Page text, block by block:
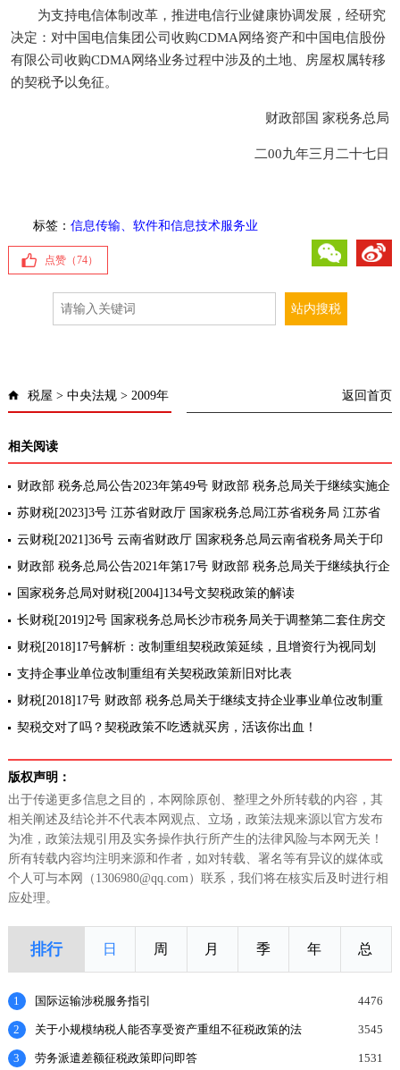
为支持电信体制改革，推进电信行业健康协调发展，经研究
决定：对中国电信集团公司收购CDMA网络资产和中国电信股份
有限公司收购CDMA网络业务过程中涉及的土地、房屋权属转移
的契税予以免征。
财政部国 家税务总局
二00九年三月二十七日
标签： 信息传输、软件和信息技术服务业
点赞（74）
税屋 > 中央法规> 2009年 返回首页
相关阅读
财政部 税务总局公告2023年第49号 财政部 税务总局关于继续实施企
业、事业单位改制重组有关契税政策的公告
苏财税[2023]3号 江苏省财政厅 国家税务总局江苏省税务局 江苏省
自然资源厅 江苏省住房和城乡建设厅关于公布废止和失效的契税政策
文件目
云财税[2021]36号 云南省财政厅 国家税务总局云南省税务局关于印
发契税政策宣传提纲的通知
财政部 税务总局公告2021年第17号 财政部 税务总局关于继续执行企
业、事业单位改制重组有关契税政策的公告
国家税务总局对财税[2004]134号文契税政策的解读
长财税[2019]2号 国家税务总局长沙市税务局关于调整第二套住房交
易环节契税政策的通知
财税[2018]17号解析：改制重组契税政策延续，且增资行为视同划
转，免征契税
支持企事业单位改制重组有关契税政策新旧对比表
财税[2018]17号 财政部 税务总局关于继续支持企业事业单位改制重
组有关契税政策的通知[全文失效]
契税交对了吗？契税政策不吃透就买房，活该你出血！
版权声明：
出于传递更多信息之目的，本网除原创、整理之外所转载的内容，其
相关阐述及结论并不代表本网观点、立场，政策法规来源以官方发布
为准，政策法规引用及实务操作执行所产生的法律风险与本网无关！
所有转载内容均注明来源和作者，如对转载、署名等有异议的媒体或
个人可与本网（1306980@qq.com）联系，我们将在核实后及时进行相
应处理。
排行 日 周 月 季 年 总
1 国际运输涉税服务指引 4476
2
关于小规模纳税人能否享受资产重组不征税政策的法
3545
3 劳务派遣差额征税政策即问即答 1531